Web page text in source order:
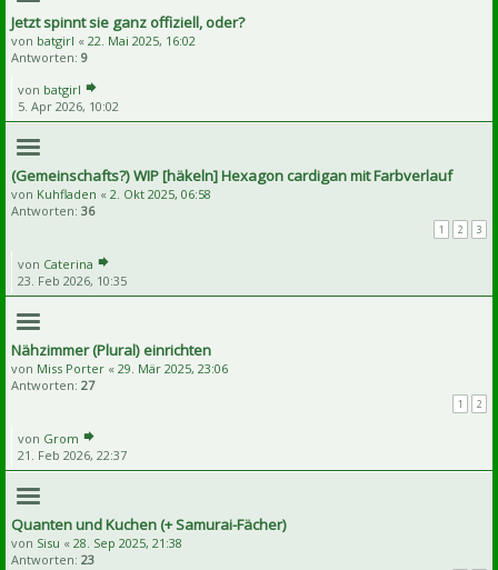
Jetzt spinnt sie ganz offiziell, oder?
von batgirl « 22. Mai 2025, 16:02
Antworten: 9
von batgirl
5. Apr 2026, 10:02
(Gemeinschafts?) WIP [häkeln] Hexagon cardigan mit Farbverlauf
von Kuhfladen « 2. Okt 2025, 06:58
Antworten: 36
1 2 3
von Caterina
23. Feb 2026, 10:35
Nähzimmer (Plural) einrichten
von Miss Porter « 29. Mär 2025, 23:06
Antworten: 27
1 2
von Grom
21. Feb 2026, 22:37
Quanten und Kuchen (+ Samurai-Fächer)
von Sisu « 28. Sep 2025, 21:38
Antworten: 23